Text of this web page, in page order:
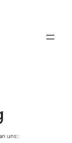
uns: